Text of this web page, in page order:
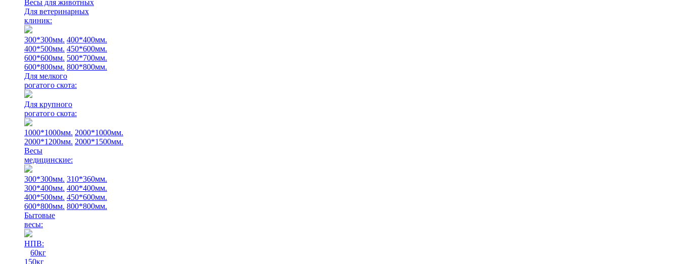
Весы для животных
Для ветеринарных
клиник:
300*300мм. 400*400мм.
400*500мм. 450*600мм.
600*600мм. 500*700мм.
600*800мм. 800*800мм.
Для мелкого
рогатого скота:
Для крупного
рогатого скота:
1000*1000мм. 2000*1000мм.
2000*1200мм. 2000*1500мм.
Весы
медицинские:
300*300мм. 310*360мм.
300*400мм. 400*400мм.
400*500мм. 450*600мм.
600*800мм. 800*800мм.
Бытовые
весы:
НПВ:
60кг
150кг